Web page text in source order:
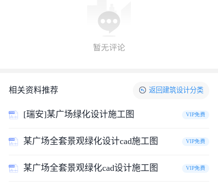
相关资料推荐 返回 建筑设计分类
[瑞安]某广场绿化设计施工图 VIP免费
某广场全套景观绿化设计cad施工图 VIP免费
某广场全套景观绿化cad设计施工图 VIP免费